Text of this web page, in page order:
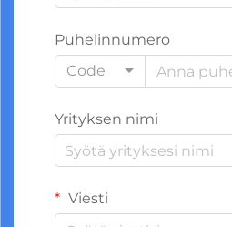
Puhelinnumero
Code
Yrityksen nimi
Viesti